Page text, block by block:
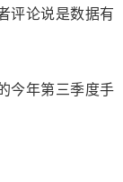
评论说是数据有
今年第三季度手